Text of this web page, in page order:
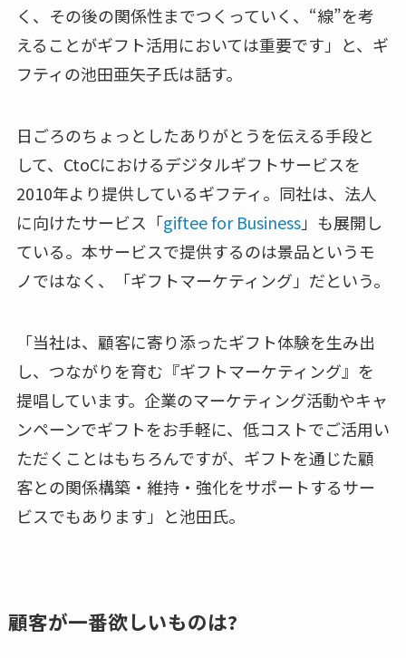
く、その後の関係性までつくっていく、“線”を考
えることがギフト活用においては重要です」と、ギ
フティの池田亜矢子氏は話す。
日ごろのちょっとしたありがとうを伝える手段と
して、CtoCにおけるデジタルギフトサービスを
2010年より提供しているギフティ。同社は、法人
に向けたサービス「giftee for Business」も展開し
ている。本サービスで提供するのは景品というモ
ノではなく、「ギフトマーケティング」だという。
「当社は、顧客に寄り添ったギフト体験を生み出
し、つながりを育む『ギフトマーケティング』を
提唱しています。企業のマーケティング活動やキャ
ンペーンでギフトをお手軽に、低コストでご活用い
ただくことはもちろんですが、ギフトを通じた顧
客との関係構築・維持・強化をサポートするサー
ビスでもあります」と池田氏。
顧客が一番欲しいものは?